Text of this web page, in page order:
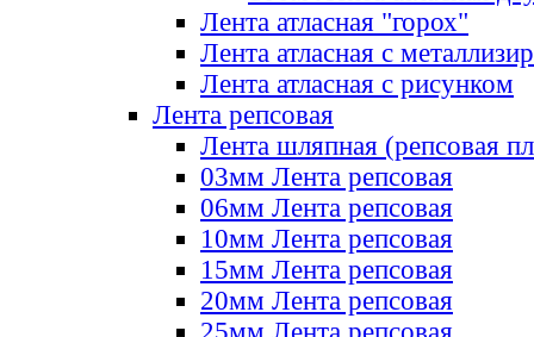
Лента атласная "горох"
Лента атласная с
Лента атласная с рисунком
Лента репсовая
Лента шляпная (репсовая
03мм Лента репсовая
06мм Лента репсовая
10мм Лента репсовая
15мм Лента репсовая
20мм Лента репсовая